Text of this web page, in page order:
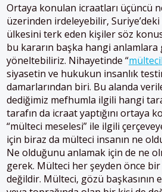
Ortaya konulan icraatları üçüncü
üzerinden irdeleyebilir,
ülkesini terk eden kişiler söz
bu kararın başka hangi
yöneltebiliriz. Nihayetinde “
siyasetin ve hukukun insanlık
damarlarından biri. Bu alanda
dediğimiz mefhumla ilgili hangi
tarafın da icraat yaptığını ortaya
“mülteci meselesi” ile ilgili
için biraz da mülteci insanın ne
Ne olduğunu anlamak için de ne
gerek. Mülteci her şeyden önce
değildir. Mülteci, gözü başkasının